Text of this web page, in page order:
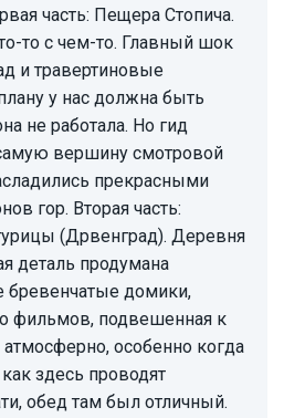
часть: Пещера Стопича.
то с чем-то. Главный шок
и травертиновые
у нас должна быть
не работала. Но гид
вершину смотровой
прекрасными
гор. Вторая часть:
(Дрвенград). Деревня
деталь продумана
домики,
фильмов, подвешенная к
особенно когда
здесь проводят
обед там был отличный.